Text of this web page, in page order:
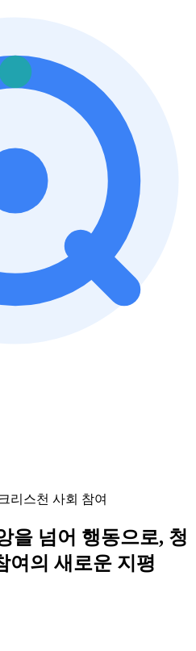
리스천 사회 참여
을 넘어 행동으로, 청
여의 새로운 지평